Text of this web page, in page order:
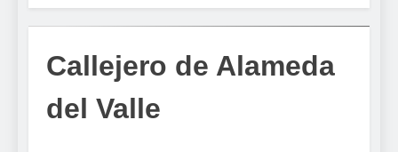
Callejero de Alameda
del Valle